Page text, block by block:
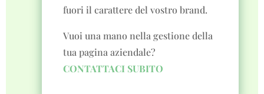
fuori il carattere del vostro brand.
Vuoi una mano nella gestione della
tua pagina aziendale?
CONTATTACI SUBITO